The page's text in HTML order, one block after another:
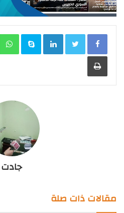
LinkedIn
Skype
طباعة
جادت
مقالات ذات صلة